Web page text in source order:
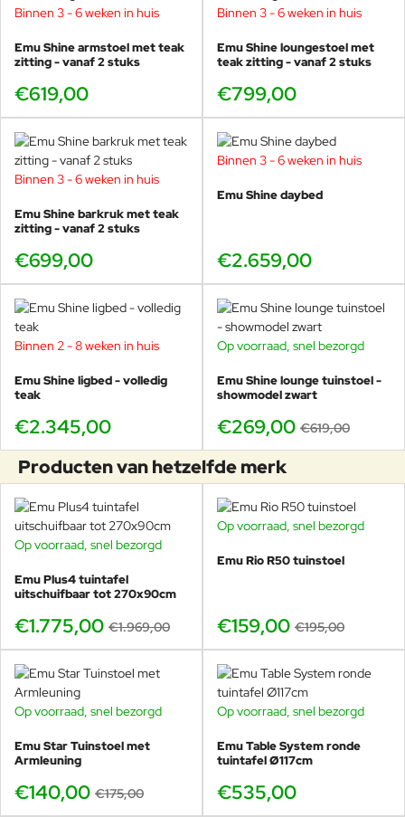
verrichten handelingen: - de
aanbrengen; - het product 15-30
minuten laten inwerken; - de
vlekken met een normale, harde
wasborstel behandelen (deze fase
is nodig omdat het vuil in de stof is
gedrongen); - onder stromend
water afspoelen (wanneer mogelijk
afspoelen en daarbij een afstand
van ongeveer 60 cm bewaren om
nodig de handelingen herhalen.
opmerkingen: zorg er tijdens het
aanbrengen van het product voor
dat het niet op de gelakte delen
wordt aangebracht.
Teak
Aangezien dit een natuurlijk
materiaal is, kunnen
wegens de vochtigheid en
temperatuurschommelingen
ontstaan. Op het oppervlak
ontstaat een zilvergrijs laagje als
het niet onderhouden wordt door
regelmatig normale en specifieke
beschermingsmiddelen op
en vervolgens met een jute doek
vlekken veroorzaakt door olie of
andere levensmiddelen moeten
tijdig worden verwijderd, voordat
het hout ze kan opnemen, door
schuren en met een jute doek te
boenen. Het is normaal dat het
oppervlak een beetje ruw wordt
wanneer het hout de eerste keer
ontwerp, evenals andere takken van zijn talenten.
'gevoelskunstenaar' en blijft een substantiële bijdrage
leveren aan ons binnen- en buitenmilieu, zijn werk inclusief
openbare beeldhouwkunst, evenals complete omgevingen
die kunnen worden aangepast voor multifunctioneel
"Het leven is een systeem van tekens en symbolen", zegt hij,
"waar niets helemaal is wat het lijkt."
Binnen 3 - 6 weken in huis
Emu Shine armstoel met teak
zitting - vanaf 2 stuks
€619,00
Binnen 3 - 6 weken in huis
Emu Shine loungestoel met
teak zitting - vanaf 2 stuks
€799,00
Binnen 3 - 6 weken in huis
Emu Shine barkruk met teak
zitting - vanaf 2 stuks
€699,00
Binnen 3 - 6 weken in huis
Emu Shine daybed
€2.659,00
Binnen 2 - 8 weken in huis
Emu Shine ligbed - volledig
teak
€2.345,00
SHOWMODEL
Op voorraad, snel bezorgd
Emu Shine lounge tuinstoel -
showmodel zwart
€269,00 €619,00
Producten van hetzelfde merk
-10%
Op voorraad, snel bezorgd
Emu Plus4 tuintafel
uitschuifbaar tot 270x90cm
€1.775,00 €1.969,00
-18%
Op voorraad, snel bezorgd
Emu Rio R50 tuinstoel
€159,00 €195,00
-20%
Op voorraad, snel bezorgd
Emu Star Tuinstoel met
Armleuning
€140,00 €175,00
Op voorraad, snel bezorgd
Emu Table System ronde
tuintafel Ø117cm
€535,00